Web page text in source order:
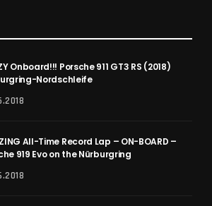
Onboard!!! Porsche 911 GT3 RS (2018)
Nordschleife
All-Time Record Lap – ON-BOARD –
919 Evo on the Nürburgring